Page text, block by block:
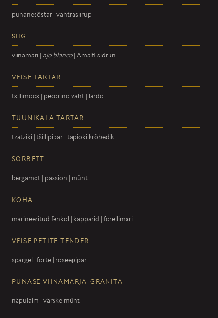
punanesõstar | vahtrasiirup
SIIG
viinamari | ajo blanco | Amalfi sidrun
VEISE TARTAR
tšillimoos | pecorino vaht | lardo
TUUNIKALA TARTAR
tzatziki | tšillipipar | tapioki krõbedik
SORBETT
bergamot | passion | münt
KOHA
marineeritud fenkol | kapparid | forellimari
VEISE PETITE TENDER
spargel | forte | roseepipar
PUNASE VIINAMARJA-GRANITA
näpulaim | värske münt